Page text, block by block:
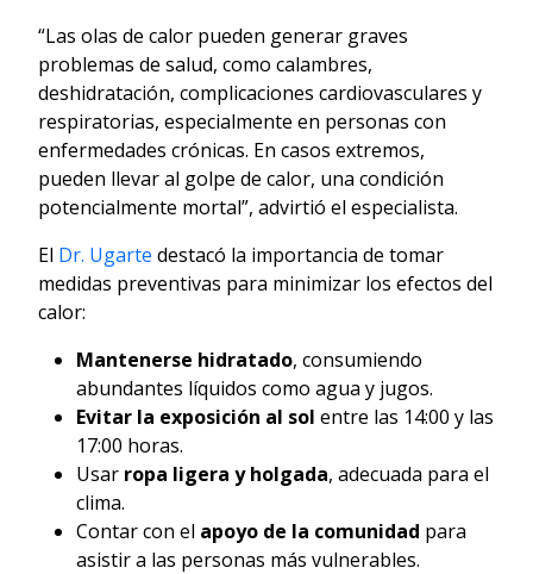
“Las olas de calor pueden generar graves
problemas de salud, como calambres,
deshidratación, complicaciones cardiovasculares y
respiratorias, especialmente en personas con
enfermedades crónicas. En casos extremos,
pueden llevar al golpe de calor, una condición
potencialmente mortal”, advirtió el especialista.
El Dr. Ugarte destacó la importancia de tomar
medidas preventivas para minimizar los efectos del
calor:
Mantenerse hidratado, consumiendo
abundantes líquidos como agua y jugos.
Evitar la exposición al sol entre las 14:00 y las
17:00 horas.
Usar ropa ligera y holgada, adecuada para el
clima.
Contar con el apoyo de la comunidad para
asistir a las personas más vulnerables.